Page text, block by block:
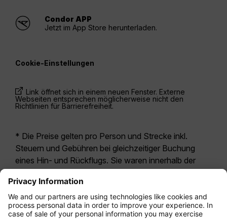
Condor APP
Jetzt im App Store herunterladen.
Cookie-Einstellungen
Link öffnet sich in einem neuen Fenster. Externe
Webseiten entsprechen möglicherweise nicht den
Richtlinien für Barrierefreiheit.
* Die Preise gelten pro Person und Strecke inkl.
Steuern und Gebühren bei gleichzeitiger Buchung
eines Hin- und Rückflugs. Sie waren innerhalb der
möglicherweise nicht mehr aktuell. Bei den für die
Economy Class angegebenen Tarifen handelt es
sich i.d.R. um Economy Zero, unsere restriktivste